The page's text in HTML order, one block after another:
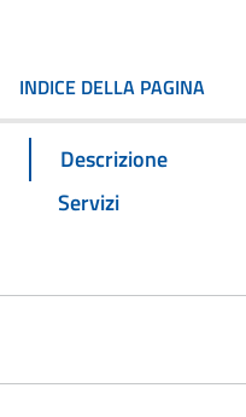
INDICE DELLA PAGINA
Descrizione
Servizi